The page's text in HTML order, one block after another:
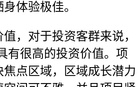
体验极佳。
对于投资客群来说，
有很高的投资价值。项
焦点区域，区域成长潜力